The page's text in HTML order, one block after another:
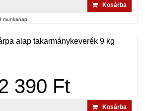
Kosárba
munkanap
alap takarmánykeverék 9 kg
390 Ft
Kosárba